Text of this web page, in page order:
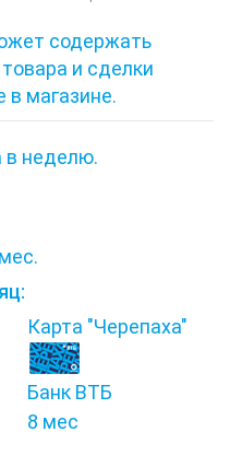
содержать
и сделки
в магазине.
в неделю.
Карта "Черепаха"
Банк ВТБ
8 мес